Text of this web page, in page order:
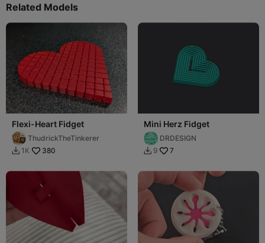
Related Models
Flexi-Heart Fidget
ThudrickTheTinkerer
 1K 380
Mini Herz Fidget
DRDESIGN
 9 7